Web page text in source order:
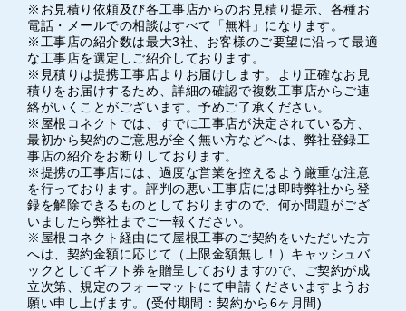
※お見積り依頼及び各工事店からのお見積り提示、各種お
電話・メールでの相談はすべて「無料」になります。
※工事店の紹介数は最大3社、お客様のご要望に沿って最適
な工事店を選定しご紹介しております。
※見積りは提携工事店よりお届けします。より正確なお見
積りをお届けするため、詳細の確認で複数工事店からご連
絡がいくことがございます。予めご了承ください。
※屋根コネクトでは、すでに工事店が決定されている方、
最初から契約のご意思が全く無い方などへは、弊社登録工
事店の紹介をお断りしております。
※提携の工事店には、過度な営業を控えるよう厳重な注意
を行っております。評判の悪い工事店には即時弊社から登
録を解除できるものとしておりますので、何か問題がござ
いましたら弊社までご一報ください。
※屋根コネクト経由にて屋根工事のご契約をいただいた方
へは、契約金額に応じて（上限金額無し！）キャッシュバ
ックとしてギフト券を贈呈しておりますので、ご契約が成
立次第、規定のフォーマットにて申請くださいますようお
願い申し上げます。(受付期間：契約から6ヶ月間)